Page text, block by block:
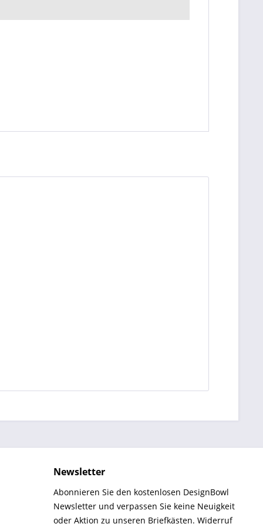
Newsletter
Abonnieren Sie den kostenlosen DesignBowl
Newsletter und verpassen Sie keine Neuigkeit
oder Aktion zu unseren Briefkästen. Widerruf